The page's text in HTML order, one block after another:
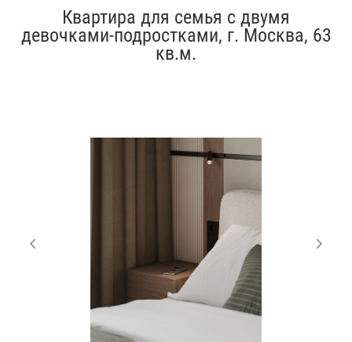
Квартира для семья с двумя
девочками-подростками, г. Москва, 63
кв.м.